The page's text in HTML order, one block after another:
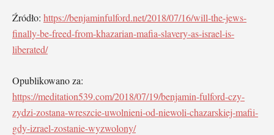
Źródło: https://benjaminfulford.net/2018/07/16/will-the-jews-
finally-be-freed-from-khazarian-mafia-slavery-as-israel-is-
liberated/
Opublikowano za:
https://meditation539.com/2018/07/19/benjamin-fulford-czy-
zydzi-zostana-wreszcie-uwolnieni-od-niewoli-chazarskiej-mafii-
gdy-izrael-zostanie-wyzwolony/